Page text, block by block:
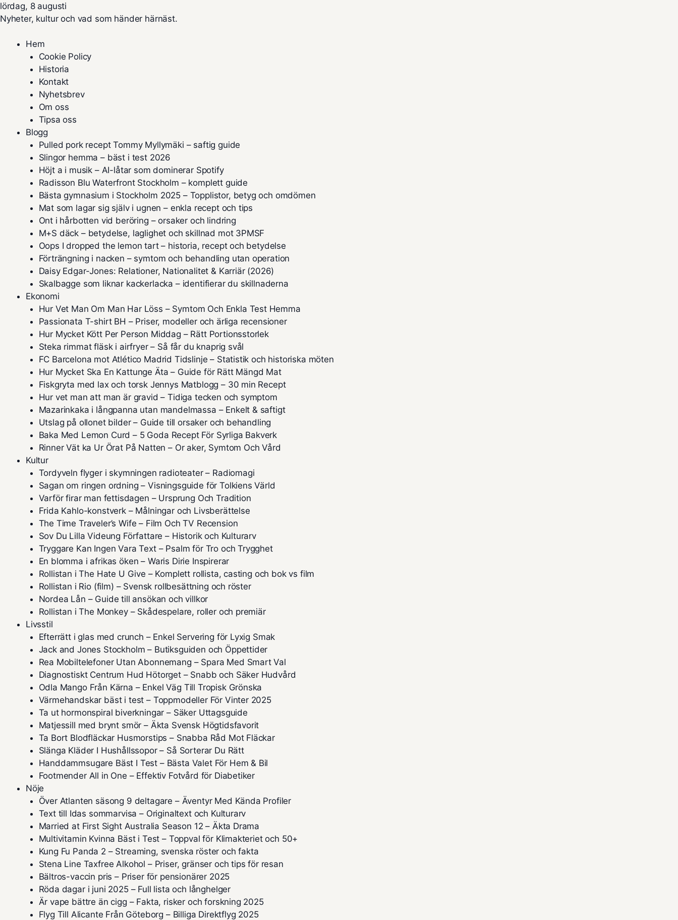
lördag, 8 augusti
Nyheter, kultur och vad som händer härnäst.
Hem
Cookie Policy
Historia
Kontakt
Nyhetsbrev
Om oss
Tipsa oss
Blogg
Pulled pork recept Tommy Myllymäki – saftig guide
Slingor hemma – bäst i test 2026
Höjt a i musik – AI-låtar som dominerar Spotify
Radisson Blu Waterfront Stockholm – komplett guide
Bästa gymnasium i Stockholm 2025 – Topplistor, betyg och omdömen
Mat som lagar sig själv i ugnen – enkla recept och tips
Ont i hårbotten vid beröring – orsaker och lindring
M+S däck – betydelse, laglighet och skillnad mot 3PMSF
Oops I dropped the lemon tart – historia, recept och betydelse
Förträngning i nacken – symtom och behandling utan operation
Daisy Edgar-Jones: Relationer, Nationalitet & Karriär (2026)
Skalbagge som liknar kackerlacka – identifierar du skillnaderna
Ekonomi
Hur Vet Man Om Man Har Löss – Symtom Och Enkla Test Hemma
Passionata T-shirt BH – Priser, modeller och ärliga recensioner
Hur Mycket Kött Per Person Middag – Rätt Portionsstorlek
Steka rimmat fläsk i airfryer – Så får du knaprig svål
FC Barcelona mot Atlético Madrid Tidslinje – Statistik och historiska möten
Hur Mycket Ska En Kattunge Äta – Guide för Rätt Mängd Mat
Fiskgryta med lax och torsk Jennys Matblogg – 30 min Recept
Hur vet man att man är gravid – Tidiga tecken och symptom
Mazarinkaka i långpanna utan mandelmassa – Enkelt & saftigt
Utslag på ollonet bilder – Guide till orsaker och behandling
Baka Med Lemon Curd – 5 Goda Recept För Syrliga Bakverk
Rinner Vät ka Ur Örat På Natten – Or aker, Symtom Och Vård
Kultur
Tordyveln flyger i skymningen radioteater – Radiomagi
Sagan om ringen ordning – Visningsguide för Tolkiens Värld
Varför firar man fettisdagen – Ursprung Och Tradition
Frida Kahlo-konstverk – Målningar och Livsberättelse
The Time Traveler’s Wife – Film Och TV Recension
Sov Du Lilla Videung Författare – Historik och Kulturarv
Tryggare Kan Ingen Vara Text – Psalm för Tro och Trygghet
En blomma i afrikas öken – Waris Dirie Inspirerar
Rollistan i The Hate U Give – Komplett rollista, casting och bok vs film
Rollistan i Rio (film) – Svensk rollbesättning och röster
Nordea Lån – Guide till ansökan och villkor
Rollistan i The Monkey – Skådespelare, roller och premiär
Livsstil
Efterrätt i glas med crunch – Enkel Servering för Lyxig Smak
Jack and Jones Stockholm – Butiksguiden och Öppettider
Rea Mobiltelefoner Utan Abonnemang – Spara Med Smart Val
Diagnostiskt Centrum Hud Hötorget – Snabb och Säker Hudvård
Odla Mango Från Kärna – Enkel Väg Till Tropisk Grönska
Värmehandskar bäst i test – Toppmodeller För Vinter 2025
Ta ut hormonspiral biverkningar – Säker Uttagsguide
Matjessill med brynt smör – Äkta Svensk Högtidsfavorit
Ta Bort Blodfläckar Husmorstips – Snabba Råd Mot Fläckar
Slänga Kläder I Hushållssopor – Så Sorterar Du Rätt
Handdammsugare Bäst I Test – Bästa Valet För Hem & Bil
Footmender All in One – Effektiv Fotvård för Diabetiker
Nöje
Över Atlanten säsong 9 deltagare – Äventyr Med Kända Profiler
Text till Idas sommarvisa – Originaltext och Kulturarv
Married at First Sight Australia Season 12 – Äkta Drama
Multivitamin Kvinna Bäst i Test – Toppval för Klimakteriet och 50+
Kung Fu Panda 2 – Streaming, svenska röster och fakta
Stena Line Taxfree Alkohol – Priser, gränser och tips för resan
Bältros-vaccin pris – Priser för pensionärer 2025
Röda dagar i juni 2025 – Full lista och långhelger
Är vape bättre än cigg – Fakta, risker och forskning 2025
Flyg Till Alicante Från Göteborg – Billiga Direktflyg 2025